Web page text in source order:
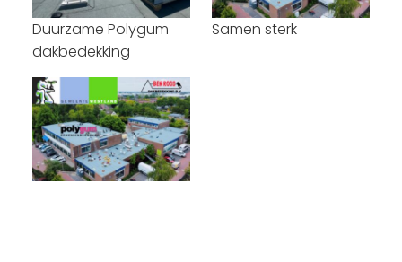
Duurzame Polygum
dakbedekking
Samen sterk